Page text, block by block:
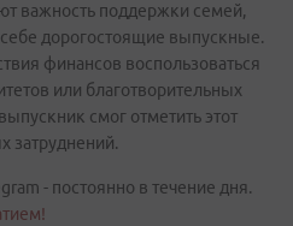
важность поддержки семей,
дорогостоящие выпускные.
финансов воспользоваться
или благотворительных
смог отметить этот
затруднений.
- постоянно в течение дня.